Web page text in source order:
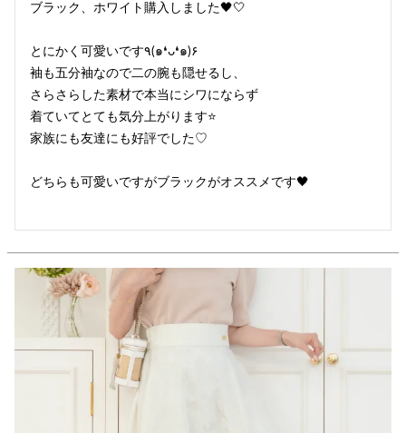
ブラック、ホワイト購入しました🖤🤍
とにかく可愛いです٩(๑❛ᴗ❛๑)۶
袖も五分袖なので二の腕も隠せるし、
さらさらした素材で本当にシワにならず
着ていてとても気分上がります⭐
家族にも友達にも好評でした♡
どちらも可愛いですがブラックがオススメです🖤